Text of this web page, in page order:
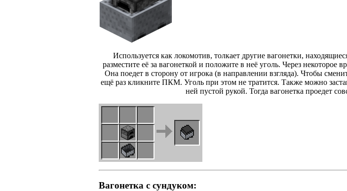
Используется как локомотив, толкает другие вагонетки,
разместите её за вагонеткой и положите в неё уголь. Через некоторое
Она поедет в сторону от игрока (в направлении взгляда). Чтобы
ещё раз кликните ПКМ. Уголь при этом не тратится. Также можно
ней пустой рукой. Тогда вагонетка проедет
Вагонетка с сундуком: